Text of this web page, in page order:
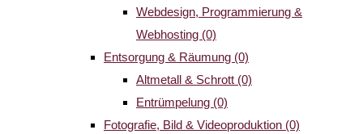
Webdesign, Programmierung &
Webhosting (0)
Entsorgung & Räumung (0)
Altmetall & Schrott (0)
Entrümpelung (0)
Fotografie, Bild & Videoproduktion (0)